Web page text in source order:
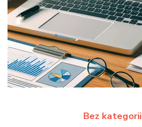
Bez kategorii